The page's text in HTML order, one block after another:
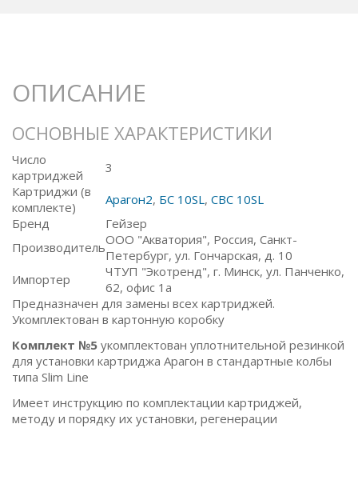
ОПИСАНИЕ
ОСНОВНЫЕ ХАРАКТЕРИСТИКИ
Число
картриджей
3
Картриджи (в
комплекте)
Арагон2, БС 10SL, СВС 10SL
Бренд
Гейзер
ПроизводительООО "Акватория", Россия, Санкт-
Петербург, ул. Гончарская, д. 10
Импортер
ЧТУП "Экотренд", г. Минск, ул. Панченко,
62, офис 1а
Предназначен для замены всех картриджей.
Укомплектован в картонную коробку
Комплект №5 укомплектован уплотнительной резинкой
для установки картриджа Арагон в стандартные колбы
типа Slim Line
Имеет инструкцию по комплектации картриджей,
методу и порядку их установки, регенерации